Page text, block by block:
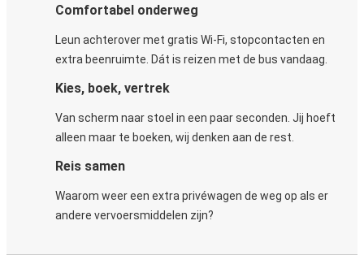
Comfortabel onderweg
Leun achterover met gratis Wi-Fi, stopcontacten en
extra beenruimte. Dát is reizen met de bus vandaag.
Kies, boek, vertrek
Van scherm naar stoel in een paar seconden. Jij hoeft
alleen maar te boeken, wij denken aan de rest.
Reis samen
Waarom weer een extra privéwagen de weg op als er
andere vervoersmiddelen zijn?